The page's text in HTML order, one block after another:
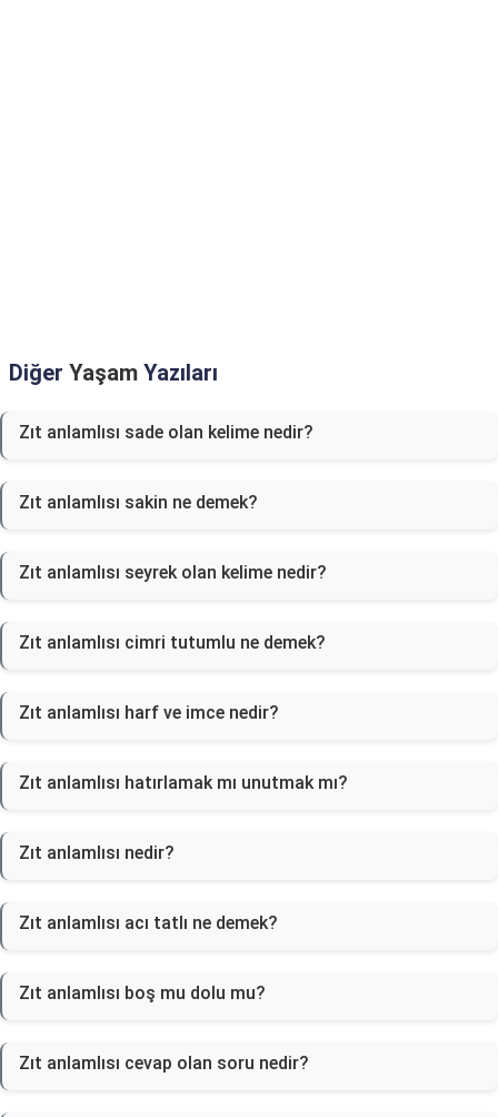
Diğer Yaşam Yazıları
Zıt anlamlısı sade olan kelime nedir?
Zıt anlamlısı sakin ne demek?
Zıt anlamlısı seyrek olan kelime nedir?
Zıt anlamlısı cimri tutumlu ne demek?
Zıt anlamlısı harf ve imce nedir?
Zıt anlamlısı hatırlamak mı unutmak mı?
Zıt anlamlısı nedir?
Zıt anlamlısı acı tatlı ne demek?
Zıt anlamlısı boş mu dolu mu?
Zıt anlamlısı cevap olan soru nedir?